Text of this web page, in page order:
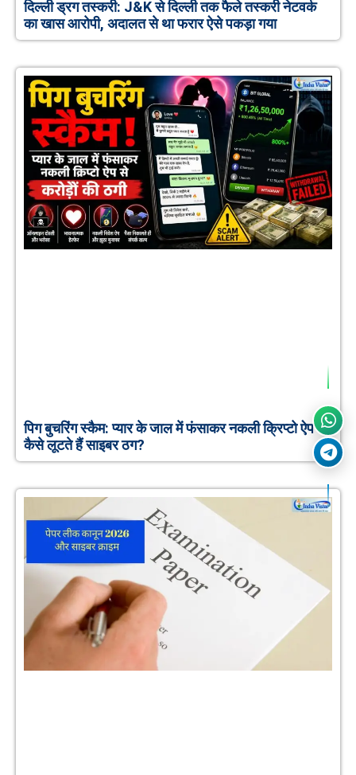
दिल्ली ड्रग तस्करी: J&K से दिल्ली तक फैले तस्करी नेटवर्क
का खास आरोपी, अदालत से था फरार ऐसे पकड़ा गया
पिग बुचरिंग स्कैम: प्यार के जाल में फंसाकर नकली क्रिप्टो ऐप से
कैसे लूटते हैं साइबर ठग?